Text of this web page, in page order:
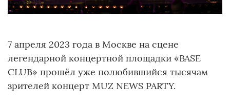
7 апреля 2023 года в Москве на сцене
легендарной концертной площадки «BASE
CLUB» прошёл уже полюбившийся тысячам
зрителей концерт MUZ NEWS PARTY.